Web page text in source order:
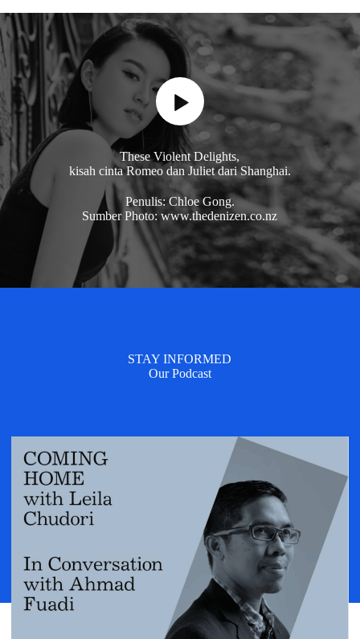
These Violent Delights,
kisah cinta Romeo dan Juliet dari Shanghai.
Penulis: Chloe Gong.
Sumber Photo: www.thedenizen.co.nz
STAY INFORMED
Our Podcast